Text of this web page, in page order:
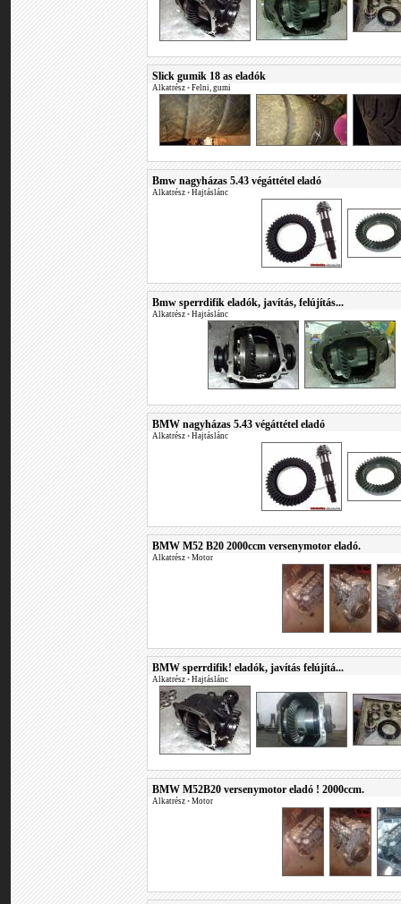
Slick gumik 18 as eladók
Alkatrész • Felni, gumi
Bmw nagyházas 5.43 végáttétel eladó
Alkatrész • Hajtáslánc
Bmw sperrdifik eladók, javítás, felújítás...
Alkatrész • Hajtáslánc
BMW nagyházas 5.43 végáttétel eladó
Alkatrész • Hajtáslánc
BMW M52 B20 2000ccm versenymotor eladó.
Alkatrész • Motor
BMW sperrdifik! eladók, javítás felújítá...
Alkatrész • Hajtáslánc
BMW M52B20 versenymotor eladó ! 2000ccm.
Alkatrész • Motor